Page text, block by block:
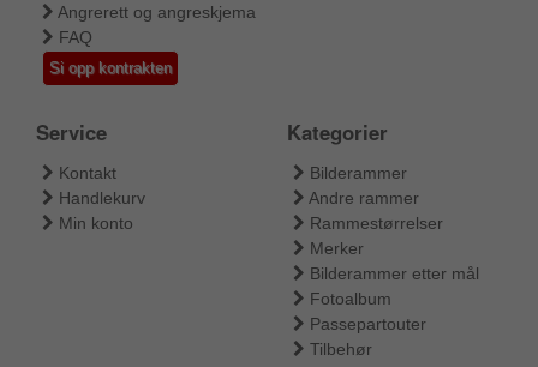
Angrerett og angreskjema
FAQ
Si opp kontrakten
Service
Kontakt
Handlekurv
Min konto
Kategorier
Bilderammer
Andre rammer
Rammestørrelser
Merker
Bilderammer etter mål
Fotoalbum
Passepartouter
Tilbehør